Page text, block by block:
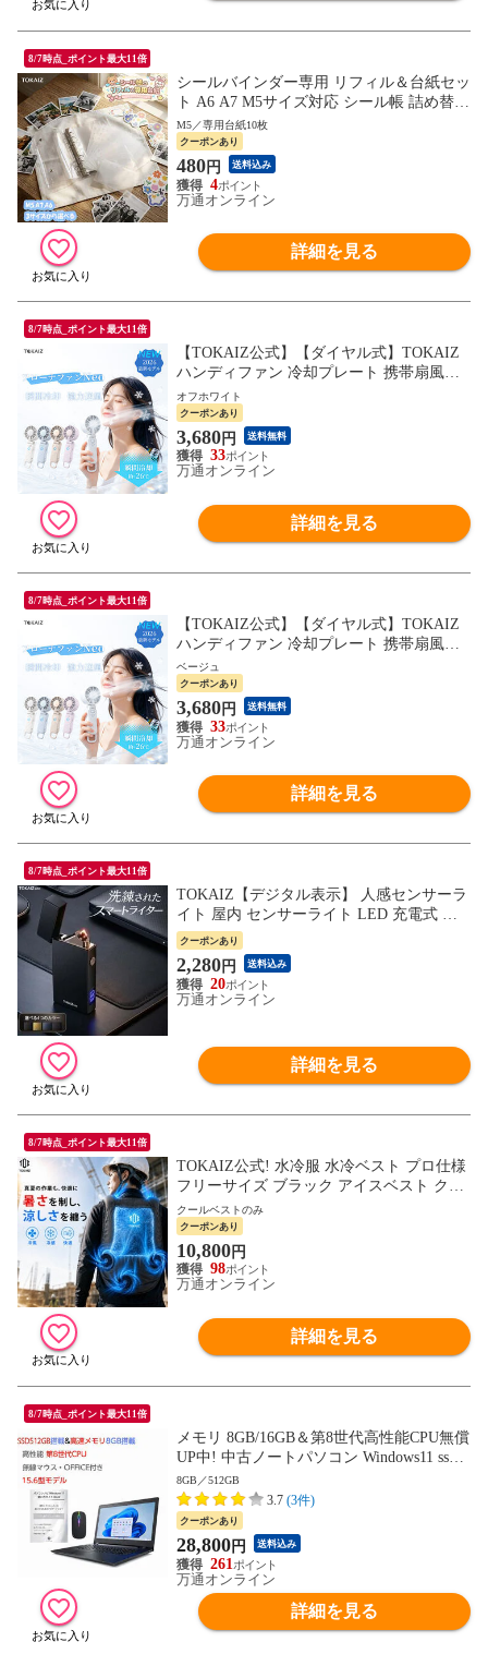
8/7時点_ポイント最大11倍
シールバインダー専用 リフィル＆台紙セッ
ト A6 A7 M5サイズ対応 シール帳 詰め替え
用 収納ファイル 文具 ステッカー 整理
M5／専用台紙10枚
クーポンあり
480円 送料込み
4
万通オンライン
詳細を見る
8/7時点_ポイント最大11倍
【TOKAIZ公式】【ダイヤル式】TOKAIZ
ハンディファン 冷却プレート 携帯扇風機
100段階風量 小型 卓上 首掛け 6WAY 4000
mAh 軽量 195g ブリージングランプ 静音
ネッククーラー 暑さ対策 通勤 通学 フェス
フローナファンNeo
オフホワイト
クーポンあり
3,680円 送料無料
33
万通オンライン
詳細を見る
8/7時点_ポイント最大11倍
【TOKAIZ公式】【ダイヤル式】TOKAIZ
ハンディファン 冷却プレート 携帯扇風機
100段階風量 小型 卓上 首掛け 6WAY 4000
mAh 軽量 195g ブリージングランプ 静音
ネッククーラー 暑さ対策 通勤 通学 フェス
フローナファンNeo
ベージュ
クーポンあり
3,680円 送料無料
33
万通オンライン
詳細を見る
8/7時点_ポイント最大11倍
TOKAIZ【デジタル表示】 人感センサーラ
イト 屋内 センサーライト LED 充電式 照
明 角度調整 磁石 マグネットライト 廊下
階段 玄関 足元灯 補助灯 寝室 クローゼッ
ト キッチン 節電 防災 コンパクト 小型 お
しゃれ 明るい 昼白色 温白色 電球色
クーポンあり
2,280円 送料込み
20
万通オンライン
詳細を見る
8/7時点_ポイント最大11倍
TOKAIZ公式! 水冷服 水冷ベスト プロ仕様
フリーサイズ ブラック アイスベスト クー
ラーベスト 冷却ベスト 水冷ベスト 暑さ対
策 節電対策 酷暑対策
クールベストのみ
クーポンあり
10,800円
98
万通オンライン
詳細を見る
8/7時点_ポイント最大11倍
メモリ 8GB/16GB＆第8世代高性能CPU無償
UP中! 中古ノートパソコン Windows11 ssd 1
28GB/256GB/512GB 中古パソコン ノート
Windows11 おまかせパソコン 無線LAN DV
Dドライブ Office付き
8GB／512GB
3.7 (3件)
クーポンあり
28,800円 送料込み
261
万通オンライン
詳細を見る